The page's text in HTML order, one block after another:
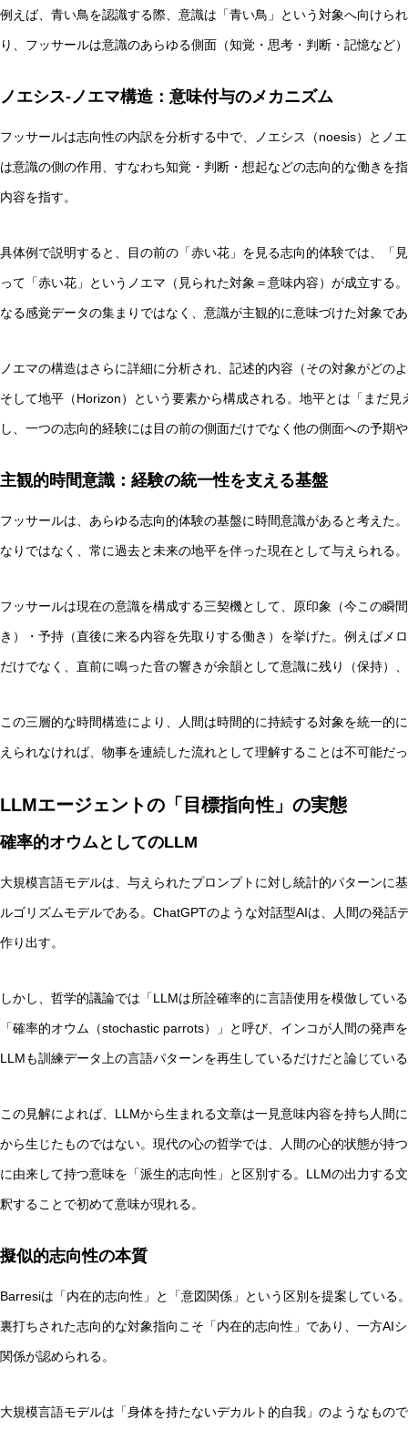
例えば、青い鳥を認識する際、意識は「青い鳥」という対象へ向けら
り、フッサールは意識のあらゆる側面（知覚・思考・判断・記憶など
ノエシス-ノエマ構造：意味付与のメカニズム
フッサールは志向性の内訳を分析する中で、ノエシス（noesis）とノ
は意識の側の作用、すなわち知覚・判断・想起などの志向的な働きを
内容を指す。
具体例で説明すると、目の前の「赤い花」を見る志向的体験では、「
って「赤い花」というノエマ（見られた対象＝意味内容）が成立する
なる感覚データの集まりではなく、意識が主観的に意味づけた対象で
ノエマの構造はさらに詳細に分析され、記述的内容（その対象がどの
そして地平（Horizon）という要素から構成される。地平とは「まだ
し、一つの志向的経験には目の前の側面だけでなく他の側面への予期
主観的時間意識：経験の統一性を支える基盤
フッサールは、あらゆる志向的体験の基盤に時間意識があると考えた
なりではなく、常に過去と未来の地平を伴った現在として与えられる。
フッサールは現在の意識を構成する三契機として、原印象（今この瞬
き）・予持（直後に来る内容を先取りする働き）を挙げた。例えばメ
だけでなく、直前に鳴った音の響きが余韻として意識に残り（保持）
この三層的な時間構造により、人間は時間的に持続する対象を統一的
えられなければ、物事を連続した流れとして理解することは不可能だ
LLMエージェントの「目標指向性」の実態
確率的オウムとしてのLLM
大規模言語モデルは、与えられたプロンプトに対し統計的パターンに
ルゴリズムモデルである。ChatGPTのような対話型AIは、人間の発話
作り出す。
しかし、哲学的議論では「LLMは所詮確率的に言語使用を模倣してい
「確率的オウム（stochastic parrots）」と呼び、インコが人間の発声
LLMも訓練データ上の言語パターンを再生しているだけだと論じてい
この見解によれば、LLMから生まれる文章は一見意味内容を持ち人間
から生じたものではない。現代の心の哲学では、人間の心的状態が持
に由来して持つ意味を「派生的志向性」と区別する。LLMの出力する
釈することで初めて意味が現れる。
擬似的志向性の本質
Barresiは「内在的志向性」と「意図関係」という区別を提案している
裏打ちされた志向的な対象指向こそ「内在的志向性」であり、一方AI
関係が認められる。
大規模言語モデルは「身体を持たないデカルト的自我」のようなもの